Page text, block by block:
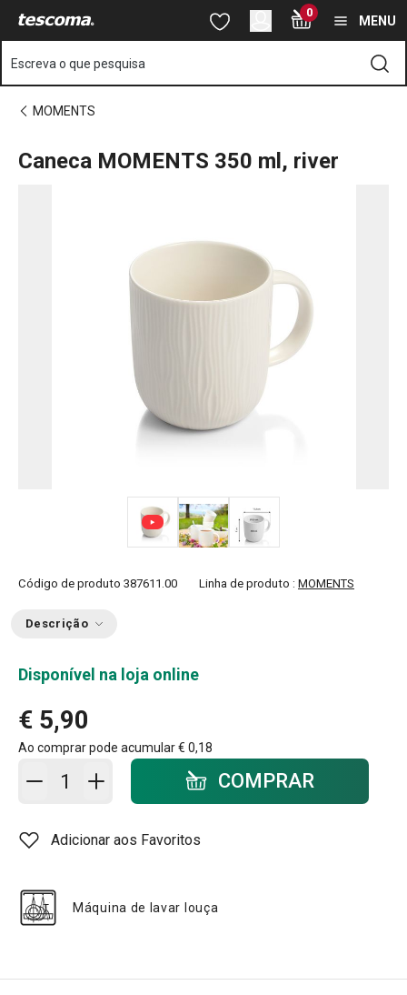
Está na página Caneca MOMENTS 350 ml, river
Saltar para o conteúdo principal
Saltar para a pesquisa
Saltar para a navegação 0
MENU
Escreva o que pesquisa
MOMENTS
Caneca MOMENTS 350 ml, river
Código de produto 387611.00 Linha de produto : MOMENTS
Descrição
Disponível na loja online
€ 5,90
Ao comprar pode acumular€ 0,18
Adicionar ao carrinho - quantidadeCOMPRAR
Adicionar aos Favoritos
Máquina de lavar louça